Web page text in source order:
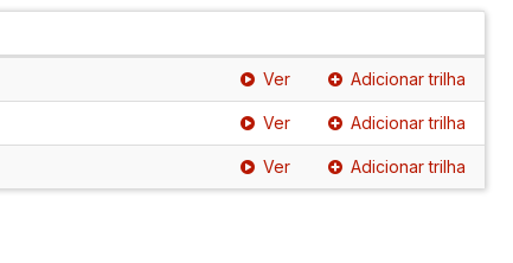
Ver Adicionar trilha
Ver Adicionar trilha
Ver Adicionar trilha